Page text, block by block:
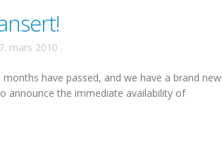
7. mars 2010 .
have passed, and we have a brand new
announce the immediate availability of